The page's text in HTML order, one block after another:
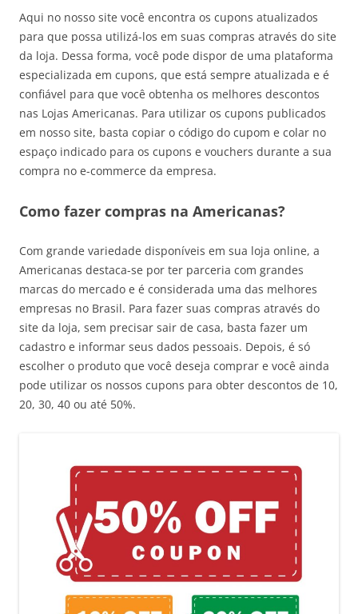
Aqui no nosso site você encontra os cupons atualizados
para que possa utilizá-los em suas compras através do site
da loja. Dessa forma, você pode dispor de uma plataforma
especializada em cupons, que está sempre atualizada e é
confiável para que você obtenha os melhores descontos
nas Lojas Americanas. Para utilizar os cupons publicados
em nosso site, basta copiar o código do cupom e colar no
espaço indicado para os cupons e vouchers durante a sua
compra no e-commerce da empresa.
Como fazer compras na Americanas?
Com grande variedade disponíveis em sua loja online, a
Americanas destaca-se por ter parceria com grandes
marcas do mercado e é considerada uma das melhores
empresas no Brasil. Para fazer suas compras através do
site da loja, sem precisar sair de casa, basta fazer um
cadastro e informar seus dados pessoais. Depois, é só
escolher o produto que você deseja comprar e você ainda
pode utilizar os nossos cupons para obter descontos de 10,
20, 30, 40 ou até 50%.